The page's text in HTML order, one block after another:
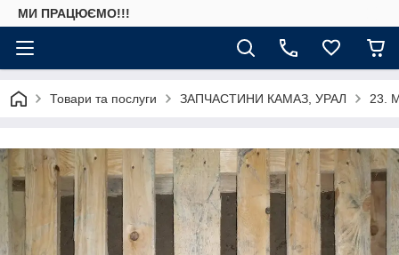
МИ ПРАЦЮЄМО!!!
Товари та послуги ЗАПЧАСТИНИ КАМАЗ, УРАЛ 23.